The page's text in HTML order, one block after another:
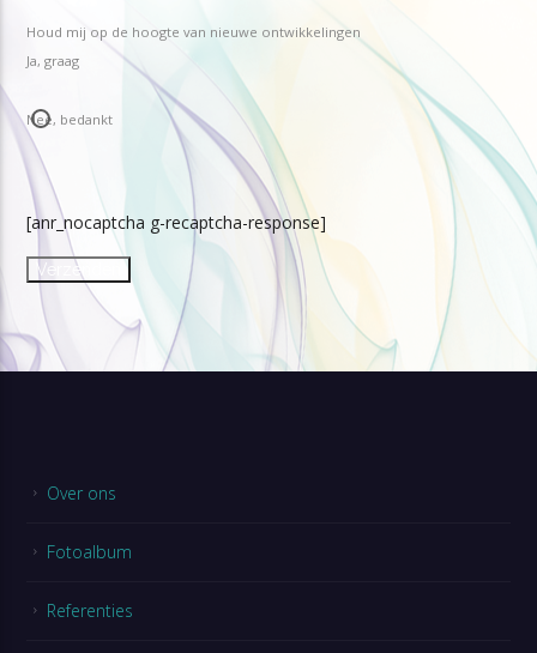
Houd mij op de hoogte van nieuwe ontwikkelingen
Ja, graag
Nee, bedankt
[anr_nocaptcha g-recaptcha-response]
Over ons
Fotoalbum
Referenties